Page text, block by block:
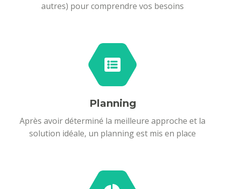
autres) pour comprendre vos besoins
Planning
Après avoir déterminé la meilleure approche et la
solution idéale, un planning est mis en place